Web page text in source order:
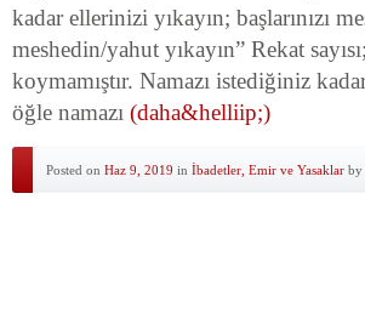
kadar ellerinizi yıkayın; başlarınızı
meshedin/yahut yıkayın” Rekat
koymamıştır. Namazı istediğiniz
öğle namazı (daha&helliip;)
Posted on Haz 9, 2019 in İbadetler, Emir ve Yasaklar by